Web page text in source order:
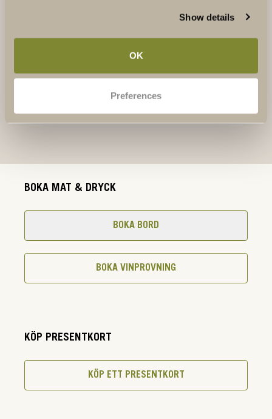
Show details
OK
Preferences
Restaurangen där vinet bestämmer och maten lagas
kombination med säsongens smaker på tallriken.
LÄS MER
BOKA MAT & DRYCK
BOKA BORD
BOKA VINPROVNING
KÖP PRESENTKORT
KÖP ETT PRESENTKORT